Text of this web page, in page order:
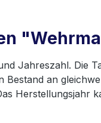
Jahreszahl. Die
an
Herstellungsjahr